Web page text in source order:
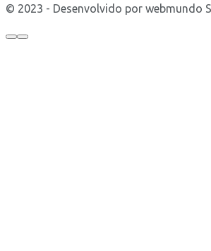
© 2023 - Desenvolvido por webmundo